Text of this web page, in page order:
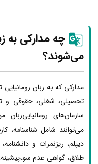
چه مدارکی به
می‌شوند؟
مدارکی که به زبان
تحصیلی، شغلی، حقوقی و
سازمان‌های
می‌توانند شامل شناسنامه،
دیپلم، ریزنمرات و
طلاق، گواهی عدم